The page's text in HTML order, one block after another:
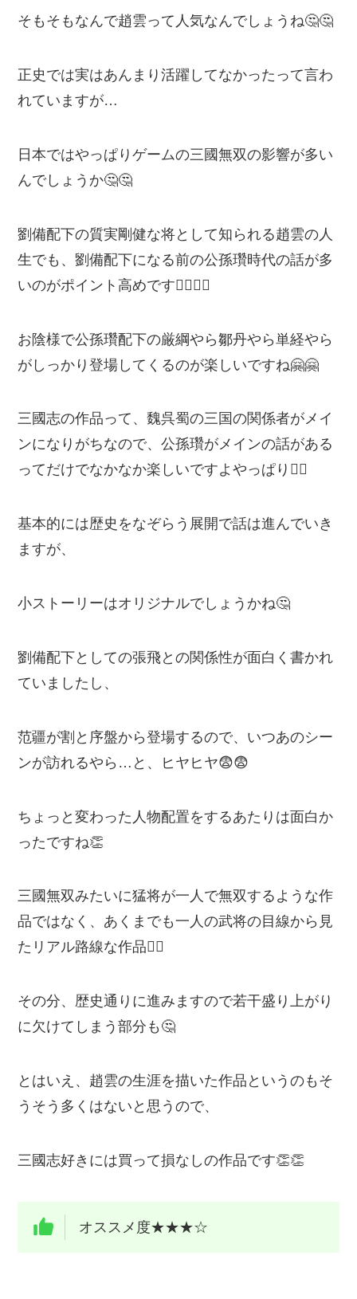
そもそもなんで趙雲って人気なんでしょうね🤔🤔
正史では実はあんまり活躍してなかったって言わ
れていますが…
日本ではやっぱりゲームの三國無双の影響が多い
んでしょうか🤔🤔
劉備配下の質実剛健な将として知られる趙雲の人
生でも、劉備配下になる前の公孫瓚時代の話が多
いのがポイント高めです🙆‍♂️🙆‍♂️
お陰様で公孫瓚配下の厳綱やら鄒丹やら単経やら
がしっかり登場してくるのが楽しいですね🤗🤗
三國志の作品って、魏呉蜀の三国の関係者がメイ
ンになりがちなので、公孫瓚がメインの話がある
ってだけでなかなか楽しいですよやっぱり🙆‍♂️
基本的には歴史をなぞらう展開で話は進んでいき
ますが、
小ストーリーはオリジナルでしょうかね🤔
劉備配下としての張飛との関係性が面白く書かれ
ていましたし、
范疆が割と序盤から登場するので、いつあのシー
ンが訪れるやら…と、ヒヤヒヤ😨😨
ちょっと変わった人物配置をするあたりは面白か
ったですね👏
三國無双みたいに猛将が一人で無双するような作
品ではなく、あくまでも一人の武将の目線から見
たリアル路線な作品🙋‍♂️
その分、歴史通りに進みますので若干盛り上がり
に欠けてしまう部分も🤔
とはいえ、趙雲の生涯を描いた作品というのもそ
うそう多くはないと思うので、
三國志好きには買って損なしの作品です👏👏
オススメ度★★★☆